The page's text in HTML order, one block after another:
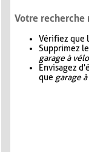
Votre recherche
Vérifiez que
Supprimez
garage à vélo
Envisagez
que garage